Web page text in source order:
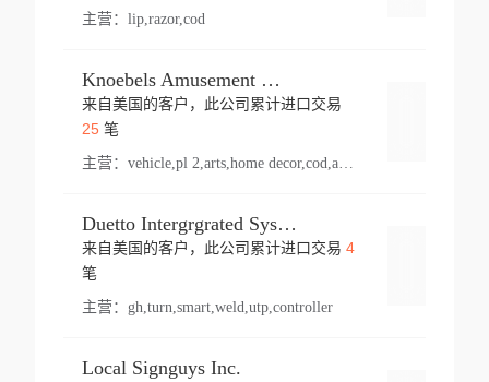
主营： lip,razor,cod
Knoebels Amusement Resort
来自美国的客户，此公司累计进口交易
25笔
主营： vehicle,pl 2,arts,home decor,cod,amusement ride,sea
Duetto Intergrgrated Systems Inc.
来自美国的客户，此公司累计进口交易 4
笔
主营： gh,turn,smart,weld,utp,controller
Local Signguys Inc.